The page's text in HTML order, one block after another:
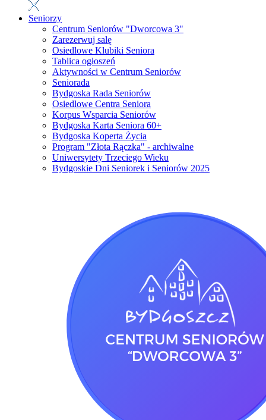
Seniorzy
Centrum Seniorów "Dworcowa 3"
Zarezerwuj salę
Osiedlowe Klubiki Seniora
Tablica ogłoszeń
Aktywności w Centrum Seniorów
Seniorada
Bydgoska Rada Seniorów
Osiedlowe Centra Seniora
Korpus Wsparcia Seniorów
Bydgoska Karta Seniora 60+
Bydgoska Koperta Życia
Program "Złota Rączka" - archiwalne
Uniwersytety Trzeciego Wieku
Bydgoskie Dni Seniorek i Seniorów 2025